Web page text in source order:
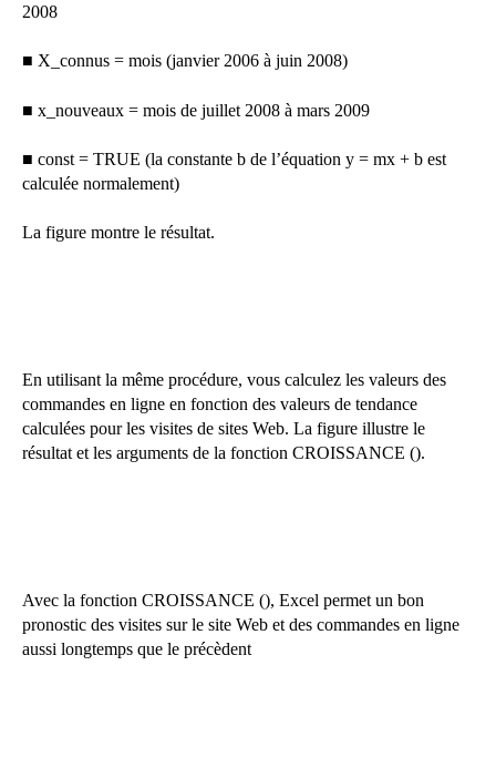
2008
■ X_connus = mois (janvier 2006 à juin 2008)
■ x_nouveaux = mois de juillet 2008 à mars 2009
■ const = TRUE (la constante b de l’équation y = mx + b est
calculée normalement)
La figure montre le résultat.
En utilisant la même procédure, vous calculez les valeurs des
commandes en ligne en fonction des valeurs de tendance
calculées pour les visites de sites Web. La figure illustre le
résultat et les arguments de la fonction CROISSANCE ().
Avec la fonction CROISSANCE (), Excel permet un bon
pronostic des visites sur le site Web et des commandes en ligne
aussi longtemps que le précèdent